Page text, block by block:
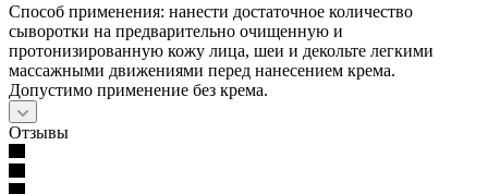
Способ применения: нанести достаточное количество
сыворотки на предварительно очищенную и
протонизированную кожу лица, шеи и декольте легкими
массажными движениями перед нанесением крема.
Допустимо применение без крема.
Отзывы